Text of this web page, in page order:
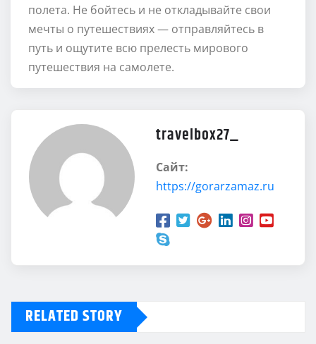
полета. Не бойтесь и не откладывайте свои
мечты о путешествиях — отправляйтесь в
путь и ощутите всю прелесть мирового
путешествия на самолете.
travelbox27_
Сайт:
https://gorarzamaz.ru
RELATED STORY